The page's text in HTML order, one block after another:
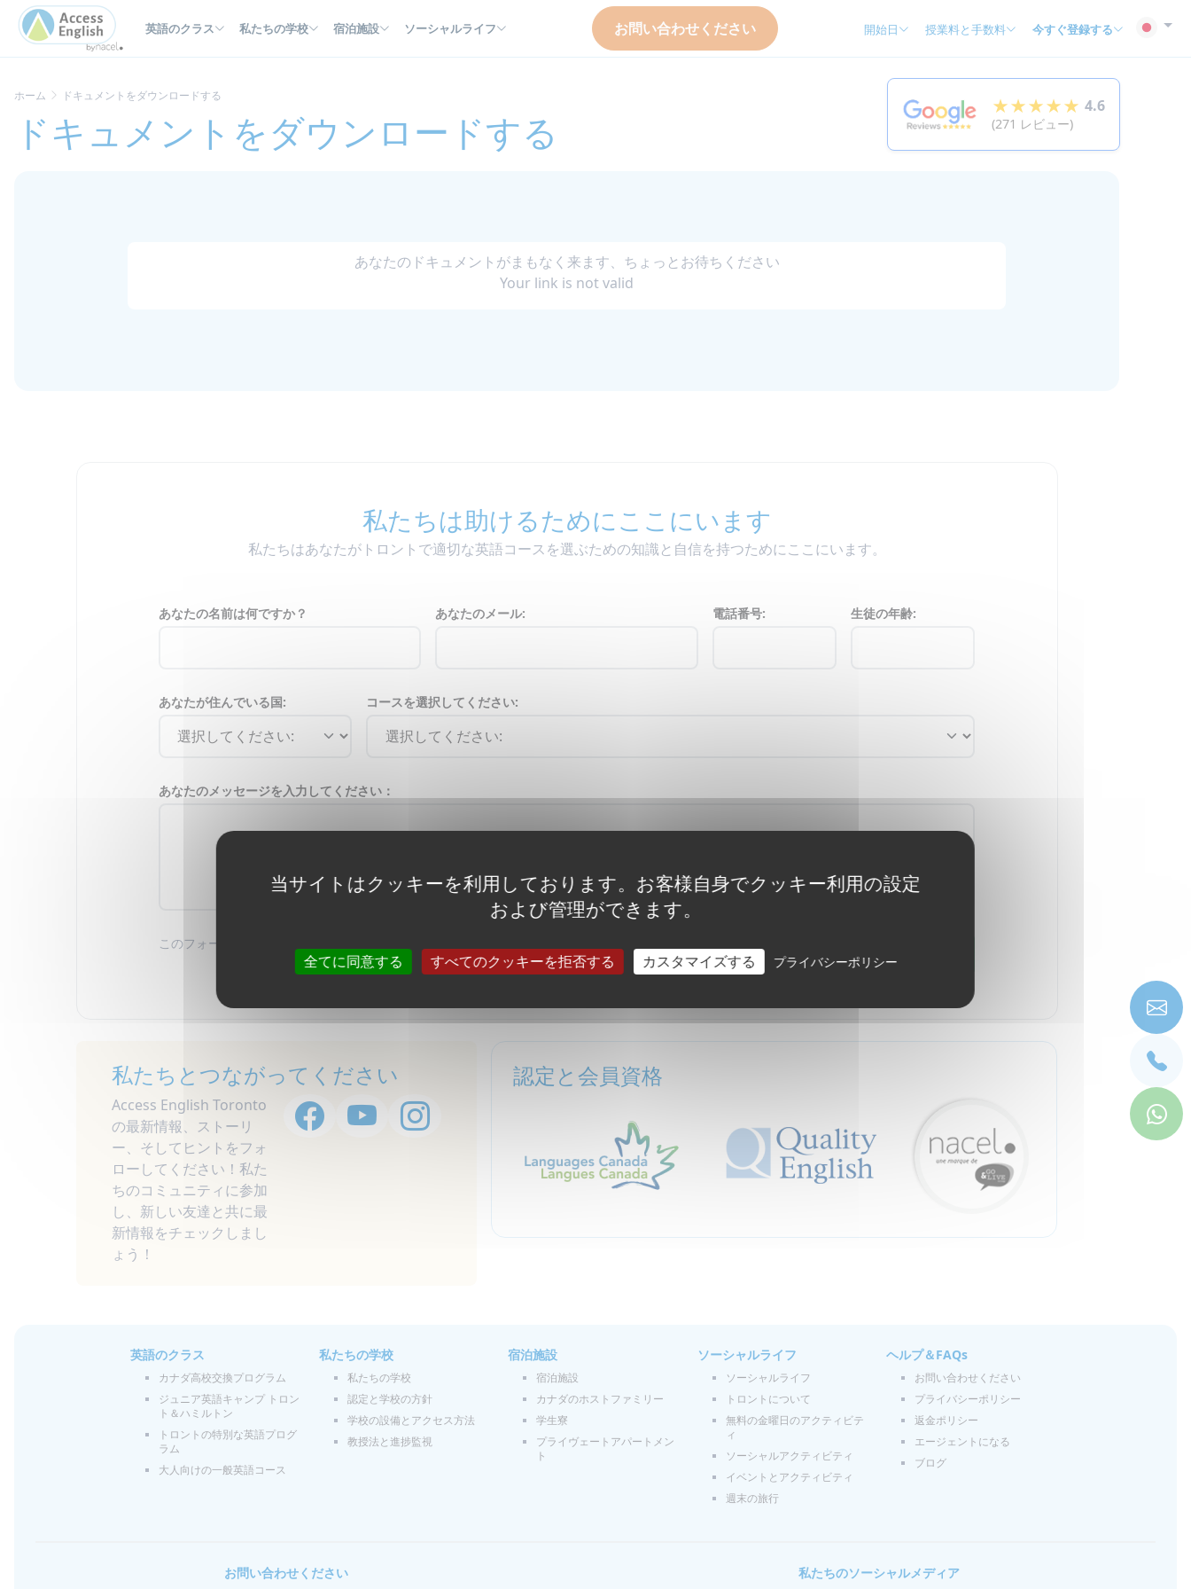
英語のクラス 私たちの学校 宿泊施設 ソーシャルライフ お問い合わせください 開始日 授業料と手数料 今すぐ登録する
★★★★★ 4.6
(271 レビュー)
ホーム ドキュメントをダウンロードする
ドキュメントをダウンロードする
あなたのドキュメントがまもなく来ます、ちょっとお待ちください
Your link is not valid
私たちは助けるためにここにいます
私たちはあなたがトロントで適切な英語コースを選ぶための知識と自信を持つためにここにいます。
あなたの名前は何ですか？ あなたのメール: 電話番号: 生徒の年齢:
あなたが住んでいる国: コースを選択してください:
あなたのメッセージを入力してください：
このフォームを提出することで、あなたは私たちの
私たちとつながってください
Access English Toronto
の最新情報、ストーリ
ー、そしてヒントをフォ
ローしてください！私た
ちのコミュニティに参加
し、新しい友達と共に最
新情報をチェックしまし
ょう！
認定と会員資格
英語のクラス
カナダ高校交換プログラム
ジュニア英語キャンプ トロン
ト＆ハミルトン
トロントの特別な英語プログ
ラム
大人向けの一般英語コース
私たちの学校
私たちの学校
認定と学校の方針
学校の設備とアクセス方法
教授法と進捗監視
宿泊施設
宿泊施設
カナダのホストファミリー
学生寮
プライヴェートアパートメン
ト
ソーシャルライフ
ソーシャルライフ
トロントについて
無料の金曜日のアクティビテ
ィ
ソーシャルアクティビティ
イベントとアクティビティ
週末の旅行
ヘルプ＆FAQs
お問い合わせください
プライバシーポリシー
返金ポリシー
エージェントになる
ブログ
お問い合わせください 私たちのソーシャルメディア
クッキー利用の管理について
当サイトはクッキーを利用しております。お客様自身でクッキー利用の設定
および管理ができます。
全てに同意する すべてのクッキーを拒否する カスタマイズする プライバシーポリシー